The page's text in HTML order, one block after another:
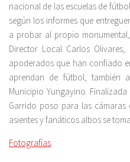
nacional de las escuelas de
según los informes que
a probar al propio
Director Local Carlos
apoderados que han confiado
aprendan de fútbol, también
Municipio Yungayino.
Garrido poso para las
asientes y fanáticos albos se
Fotografías